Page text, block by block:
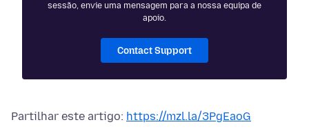
sessão, envie uma mensagem para a nossa equipa de
apoio.
Contact Support
Partilhar este artigo: https://mzl.la/3PgEaoG